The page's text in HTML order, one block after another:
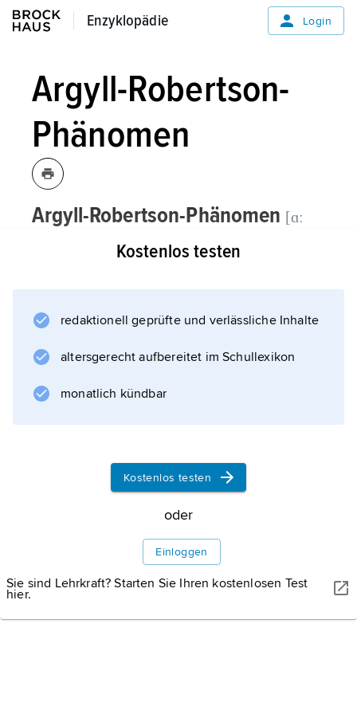
Enzyklopädie
Enzyklopädie Login
Argyll-Robertson-
Phänomen
Argyll-Robertson-Phänomen [ɑː
ˈgaɪl ˈrɔbətsn-; nach dem englischen
fehlende Reaktion (Verengung) der Pupillen
auf Lichteinfall bei erhaltener Konvergenz der
Augenachsen und bei
Miosis
Informationen zum Artikel
Kostenlos testen
redaktionell geprüfte und verlässliche Inhalte
altersgerecht aufbereitet im Schullexikon
monatlich kündbar
Kostenlos testen
oder
Einloggen
Sie sind Lehrkraft? Starten Sie Ihren kostenlosen Test
hier.